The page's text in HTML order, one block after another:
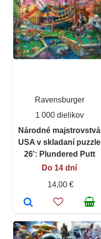
Ravensburger
1 000 dielikov
Národné majstrovstvá
USA v skladaní puzzle
26': Plundered Putt
Do 14 dní
14,00 €